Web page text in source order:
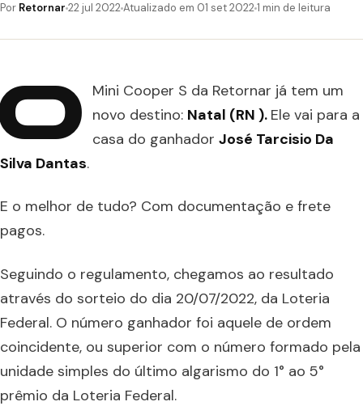
Por Retornar 22 jul 2022Atualizado em 01 set 20221 min de leitura
Mini Cooper S da Retornar já tem um
novo destino: Natal (RN ). Ele vai para a
casa do ganhadorJosé Tarcisio Da
Silva Dantas.
E o melhor de tudo? Com documentação e frete
pagos.
Seguindo o regulamento, chegamos ao resultado
através do sorteio do dia 20/07/2022, da Loteria
Federal. O número ganhador foi aquele de ordem
coincidente, ou superior com o número formado pela
unidade simples do último algarismo do 1° ao 5°
prêmio da Loteria Federal.